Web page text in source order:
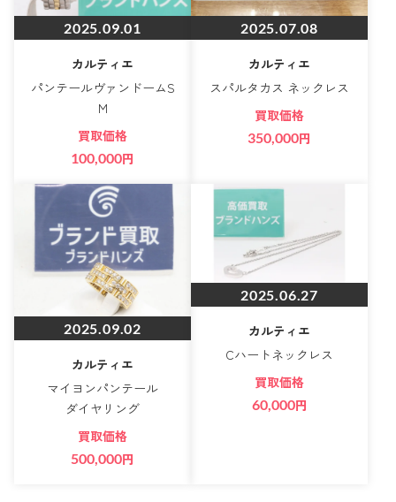
2025.09.01
カルティエ
パンテールヴァンドームS
M
買取価格
100,000円
2025.07.08
カルティエ
スパルタカス ネックレス
買取価格
350,000円
2025.09.02
カルティエ
マイヨンパンテール
ダイヤリング
買取価格
500,000円
2025.06.27
カルティエ
Cハートネックレス
買取価格
60,000円